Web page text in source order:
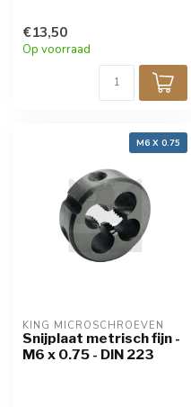
€13,50
Op voorraad
M6 X 0.75
KING MICROSCHROEVEN
Snijplaat metrisch fijn -
M6 x 0.75 - DIN 223